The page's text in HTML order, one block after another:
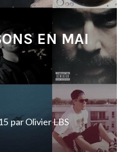
EN MAI
parOlivier LBS